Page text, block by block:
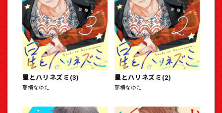
星とハリネズミ(3)
那梧なゆた
星とハリネズミ(2)
那梧なゆた